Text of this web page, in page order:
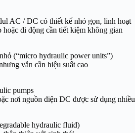
AC / DC có thiết kế nhỏ gọn, linh hoạt
di động cần tiết kiệm không gian
(“micro hydraulic power units”)
vẫn cần hiệu suất cao
pumps
nơi nguồn điện DC được sử dụng nhiều
hydraulic fluid)